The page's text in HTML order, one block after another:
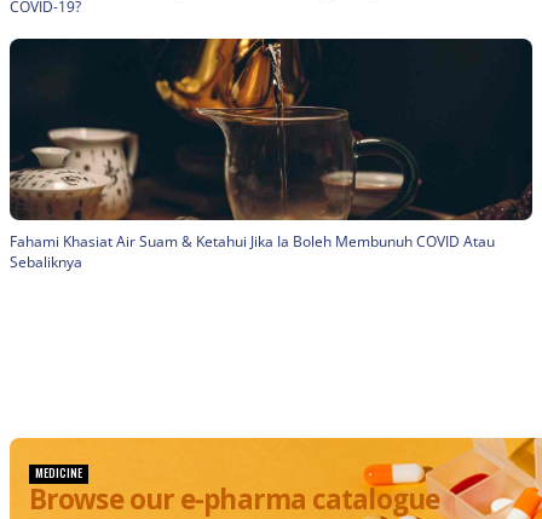
COVID-19?
Fahami Khasiat Air Suam & Ketahui Jika Ia Boleh Membunuh COVID Atau
Sebaliknya
MEDICINE
Browse our e-pharma catalogue